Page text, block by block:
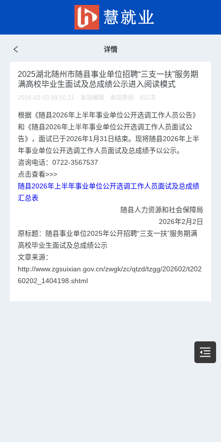
详情
2025湖北随州市随县事业单位招聘“三支一扶”服务期
满高校毕业生面试及总成绩公示进入阅读模式
2026-02-03 09:50:21 本站编辑 本站原创 452次
根据《随县2026年上半年事业单位公开选调工作人员公告》
和《随县2026年上半年事业单位公开选调工作人员面试公
告》，面试已于2026年1月31日结束。现将随县2026年上半
年事业单位公开选调工作人员面试及总成绩予以公示。
咨询电话：0722-3567537
点击查看>>>
随县2026年上半年事业单位公开选调工作人员面试及总成绩
汇总表
随县人力资源和社会保障局
2026年2月2日
原标题：随县事业单位2025年公开招聘“三支一扶”服务期满
高校毕业生面试及总成绩公示
文章来源：
http://www.zgsuixian.gov.cn/zwgk/zc/qtzd/tzgg/202602/t202
60202_1404198.shtml